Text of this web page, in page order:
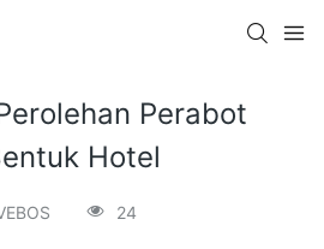
Perabot
Hotel
24